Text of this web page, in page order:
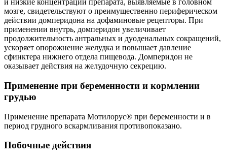
и низкие концентрации препарата, выявляемые в головном
мозге, свидетельствуют о преимущественно периферическом
действии домперидона на дофаминовые рецепторы. При
применении внутрь, домперидон увеличивает
продолжительность антральных и дуоденальных сокращений,
ускоряет опорожнение желудка и повышает давление
сфинктера нижнего отдела пищевода. Домперидон не
оказывает действия на желудочную секрецию.
Применение при беременности и кормлении
грудью
Применение препарата Мотилорус® при беременности и в
период грудного вскармливания противопоказано.
Побочные действия